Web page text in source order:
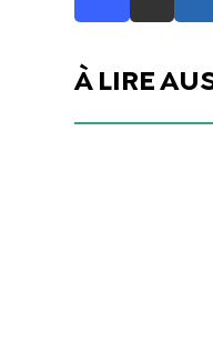
À LIRE